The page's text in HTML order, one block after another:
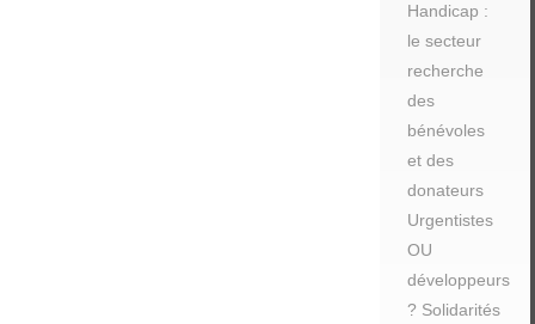
Handicap :
le secteur
recherche
des
bénévoles
et des
donateurs
Urgentistes
OU
développeurs
? Solidarités